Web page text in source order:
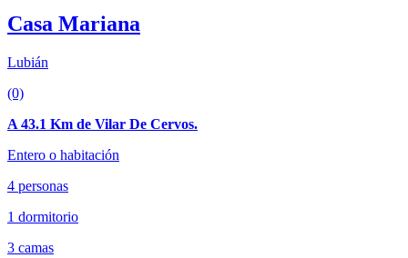
Casa Mariana
Lubián
(0)
A 43.1 Km de Vilar De Cervos.
Entero o habitación
4 personas
1 dormitorio
3 camas